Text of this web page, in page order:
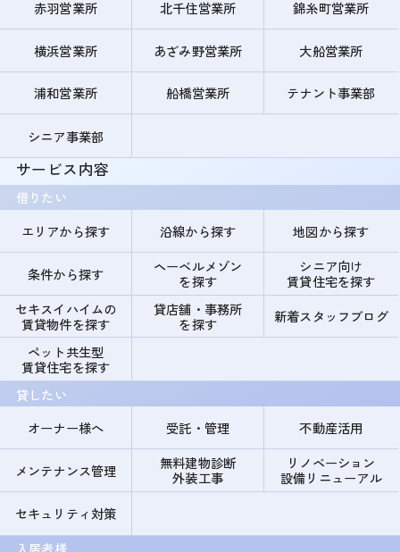
赤羽営業所 北千住営業所 錦糸町営業所
横浜営業所 あざみ野営業所 大船営業所
浦和営業所 船橋営業所 テナント事業部
シニア事業部
サービス内容
借りたい
エリアから探す
沿線から探す 地図から探す
条件から探す
ヘーベルメゾン
を探す
シニア向け
賃貸住宅を探す
セキスイハイムの
賃貸物件を探す
貸店舗・事務所
を探す
新着スタッフブログ
ペット共生型
賃貸住宅を探す
貸したい
オーナー様へ
受託・管理 不動産活用
メンテナンス管理
無料建物診断
外装工事
リノベーション
設備リニューアル
セキュリティ対策
入居者様